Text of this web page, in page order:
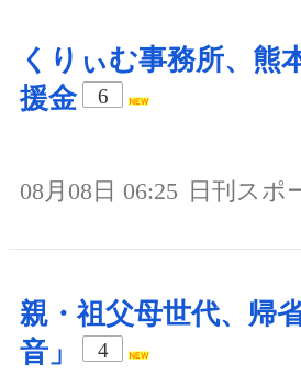
くりぃむ事務所、熊
援金
6
08月08日 06:25 日刊スポ
親・祖父母世代、帰
音」
4